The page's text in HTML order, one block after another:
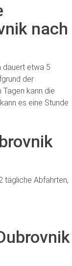
nach
dauert etwa 5
der
Tagen kann die
es eine Stunde
tägliche Abfahrten,